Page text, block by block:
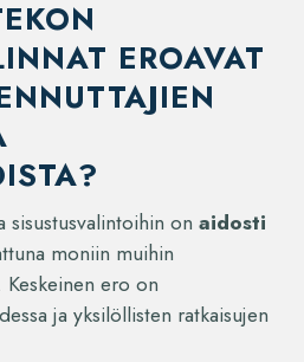
EROAVAT
sisustusvalintoihin on aidosti
moniin muihin
ero on
ja yksilöllisten ratkaisujen